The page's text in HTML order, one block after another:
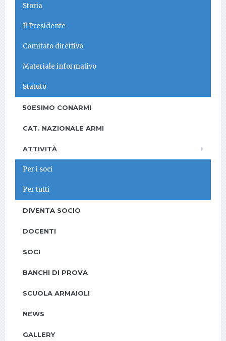
Storia
Il Presidente
Comitato direttivo
Materiale informativo
Statuto
50ESIMO CONARMI
CAT. NAZIONALE ARMI
ATTIVITÀ
Per i soci
Per tutti
DIVENTA SOCIO
DOCENTI
SOCI
BANCHI DI PROVA
SCUOLA ARMAIOLI
NEWS
GALLERY